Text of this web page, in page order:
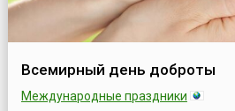
Всемирный день доброты
Международные праздники